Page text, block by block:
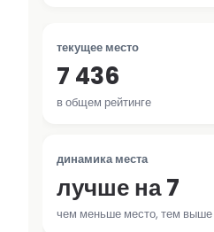
текущее место
7 436
в общем рейтинге
динамика места
лучше на 7
чем меньше место, тем выше